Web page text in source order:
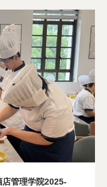
管理学院2025-